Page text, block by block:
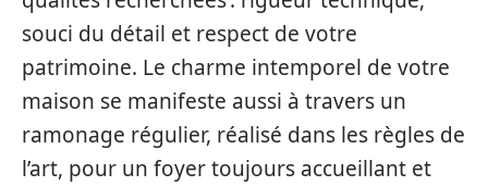
souci du détail et respect de votre
patrimoine. Le charme intemporel de votre
maison se manifeste aussi à travers un
ramonage régulier, réalisé dans les règles de
l’art, pour un foyer toujours accueillant et